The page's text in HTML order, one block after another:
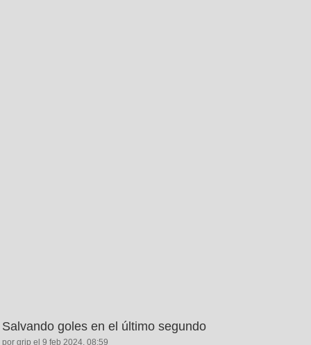
Salvando goles en el último segundo
por grip el 9 feb 2024, 08:59